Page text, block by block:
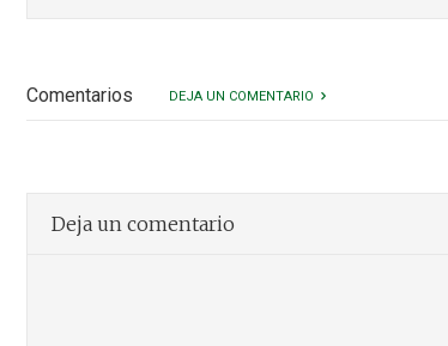
Comentarios DEJA UN COMENTARIO
Deja un comentario